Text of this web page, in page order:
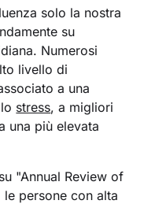
solo la nostra
su
Numerosi
livello di
a una
stress, a migliori
una più elevata
"Annual Review of
persone con alta